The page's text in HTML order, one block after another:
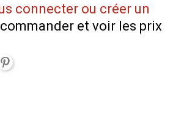
connecter ou créer un
et voir les prix